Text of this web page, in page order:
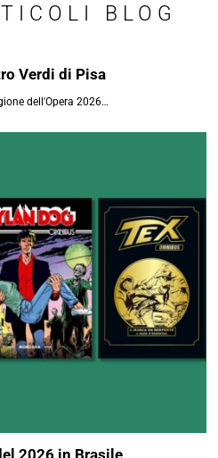
BLOG
Verdi di Pisa
dell'Opera 2026…